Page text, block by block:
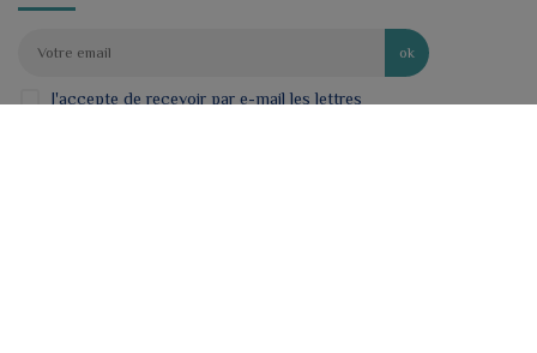
J'accepte de recevoir par e-mail les lettres
ok